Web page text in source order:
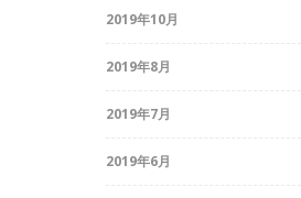
2019年10月
2019年8月
2019年7月
2019年6月